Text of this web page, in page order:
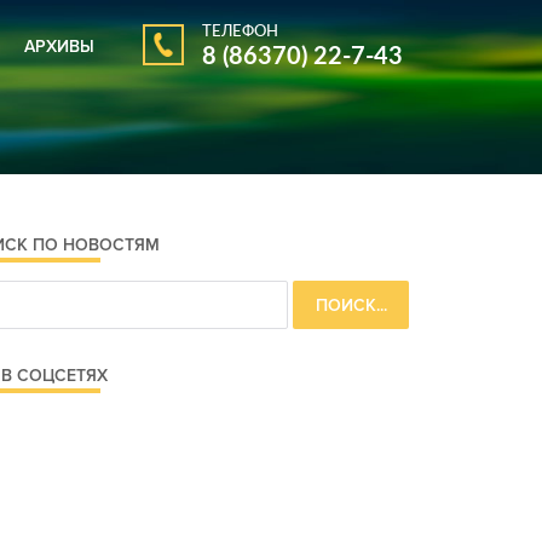
АРХИВЫ
АРХИВ ГАЗЕТЫ
АРХИВ НОВОСТЕЙ
ТЕЛЕФОН
8 (86370) 22-7-43
ПО НОВОСТЯМ
СОЦСЕТЯХ